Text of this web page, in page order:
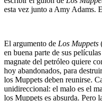
esta vez junto a Amy Adams.
El argumento de Los Muppets
en buena parte de sus
magnate del petróleo quiere
hoy abandonados, para
los Muppets deben reunirse.
unidireccional: el malo es el
los Muppets es absurda. Pero